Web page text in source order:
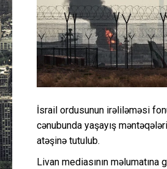
İsrail ordusunun irəliləməsi
cənubunda yaşayış
atəşinə tutulub.
Livan mediasının məlumatına